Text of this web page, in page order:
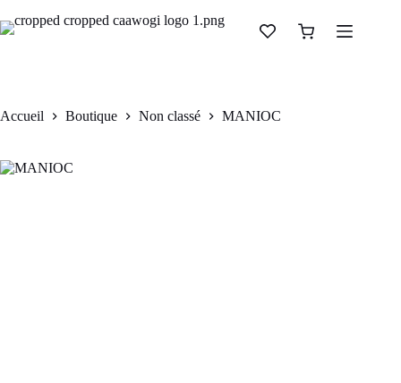
au
contenu
MANIOC
Ajouter au panier
Panier
Accueil Boutique Non classé MANIOC